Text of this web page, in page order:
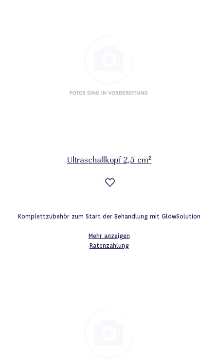
Ultraschallkopf 2,5 cm²
Auf
die
Komplettzubehör zum Start der Behandlung mit GlowSolution
Mehr anzeigen
Ratenzahlung